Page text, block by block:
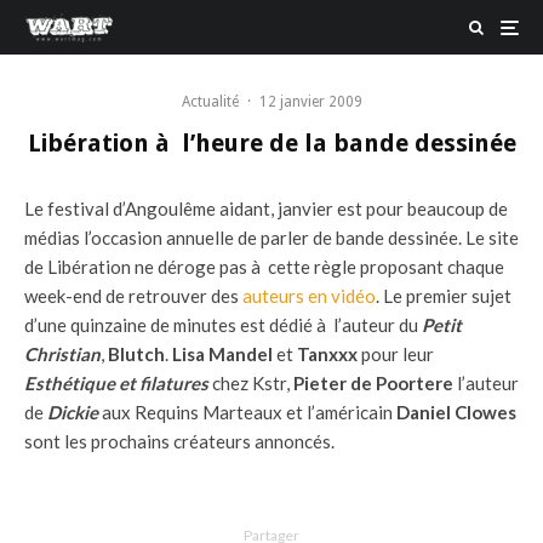
Actualité · 12 janvier 2009
Libération à l’heure de la bande dessinée
Le festival d’Angoulême aidant, janvier est pour beaucoup de
médias l’occasion annuelle de parler de bande dessinée. Le site
de Libération ne déroge pas à cette règle proposant chaque
week-end de retrouver des auteurs en vidéo. Le premier sujet
d’une quinzaine de minutes est dédié à l’auteur du Petit
Christian, Blutch. Lisa Mandel et Tanxxxpour leur
Esthétique et filatureschez Kstr, Pieter de Poortere l’auteur
de Dickieaux Requins Marteaux et l’américain Daniel Clowes
sont les prochains créateurs annoncés.
Partager